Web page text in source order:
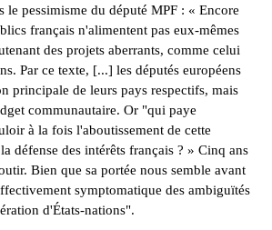
pessimisme du député MPF : « Encore
français n'alimentent pas eux-mêmes
des projets aberrants, comme celui
Par ce texte, [...] les députés européens
principale de leurs pays respectifs, mais
communautaire. Or "qui paye
à la fois l'aboutissement de cette
défense des intérêts français ? » Cinq ans
Bien que sa portée nous semble avant
symptomatique des ambiguïtés
d'États-nations".